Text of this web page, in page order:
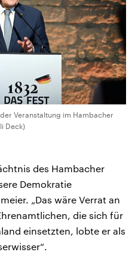
Veranstaltung im Hambacher
Deck)
des Hambacher
Demokratie
„Das wäre Verrat an
die sich für
einsetzten, lobte er als